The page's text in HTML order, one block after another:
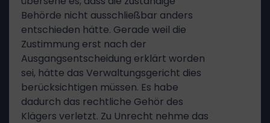
Behörde nicht ausschließbar anders
entschieden hätte. Gerade weil die
Zustimmung erst nach der
Ausgangsentscheidung erklärt worden
sei, hätte das Verwaltungsgericht dies
berücksichtigen müssen. Es habe
dadurch das rechtliche Gehör des
Klägers verletzt. Zu Unrecht nehme das